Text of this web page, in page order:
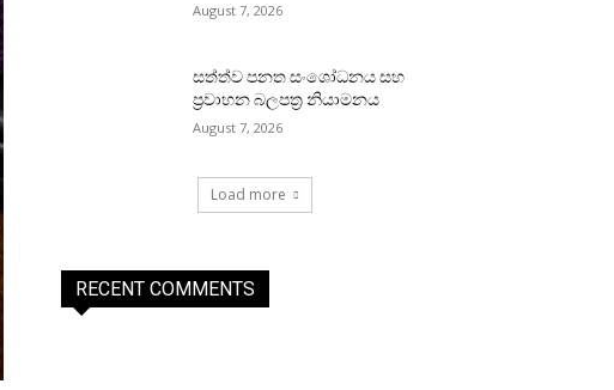
August 7, 2026
සත්ත්ව පනත සංශෝධනය සහ
ප්‍රවාහන බලපත්‍ර නියාමනය
August 7, 2026
Load more
RECENT COMMENTS